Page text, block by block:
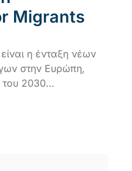
Migrants
η ένταξη νέων
στην Ευρώπη,
του 2030…